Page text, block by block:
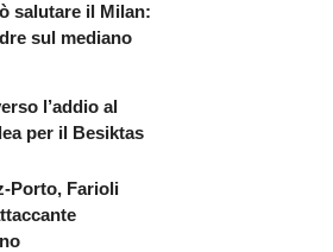
salutare il Milan:
sul mediano
l’addio al
per il Besiktas
Porto, Farioli